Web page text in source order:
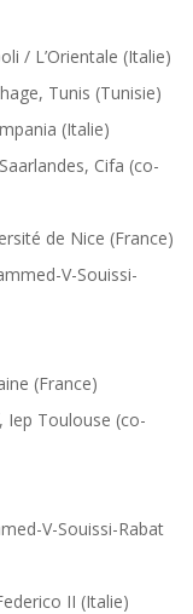
/ L’Orientale (Italie)
Tunis (Tunisie)
(Italie)
Cifa (co-
de Nice (France)
V-Souissi-
(France)
Iep Toulouse (co-
V-Souissi-Rabat
II (Italie)